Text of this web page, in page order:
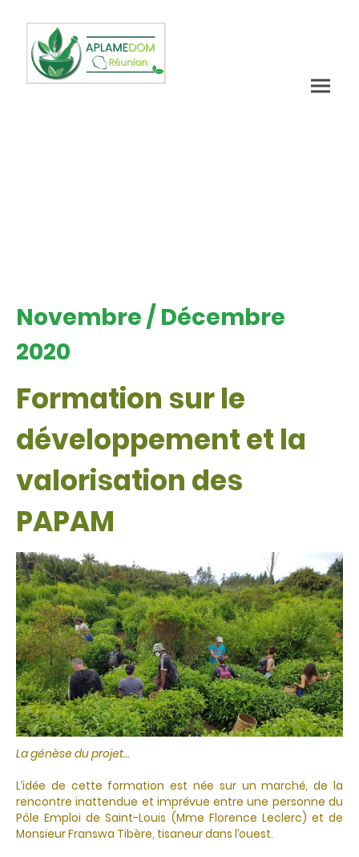
Novembre / Décembre
2020
Formation sur le
développement et la
valorisation des
PAPAM
La génèse du projet…
L’idée de cette formation est née sur un marché, de la
rencontre inattendue et imprévue entre une personne du
Pôle Emploi de Saint-Louis (Mme Florence Leclerc) et de
Monsieur Franswa Tibère, tisaneur dans l’ouest.